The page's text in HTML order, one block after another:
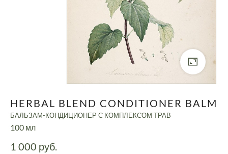
HERBAL BLEND CONDITIONER BALM
БАЛЬЗАМ-КОНДИЦИОНЕР С КОМПЛЕКСОМ ТРАВ
100 мл
1 000 руб.